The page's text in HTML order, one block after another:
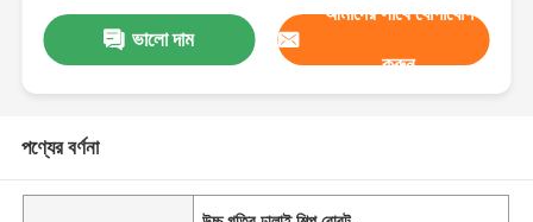
ভালো দাম
আমাদের সাথে যোগাযোগ
করুন
পণ্যের বর্ণনা